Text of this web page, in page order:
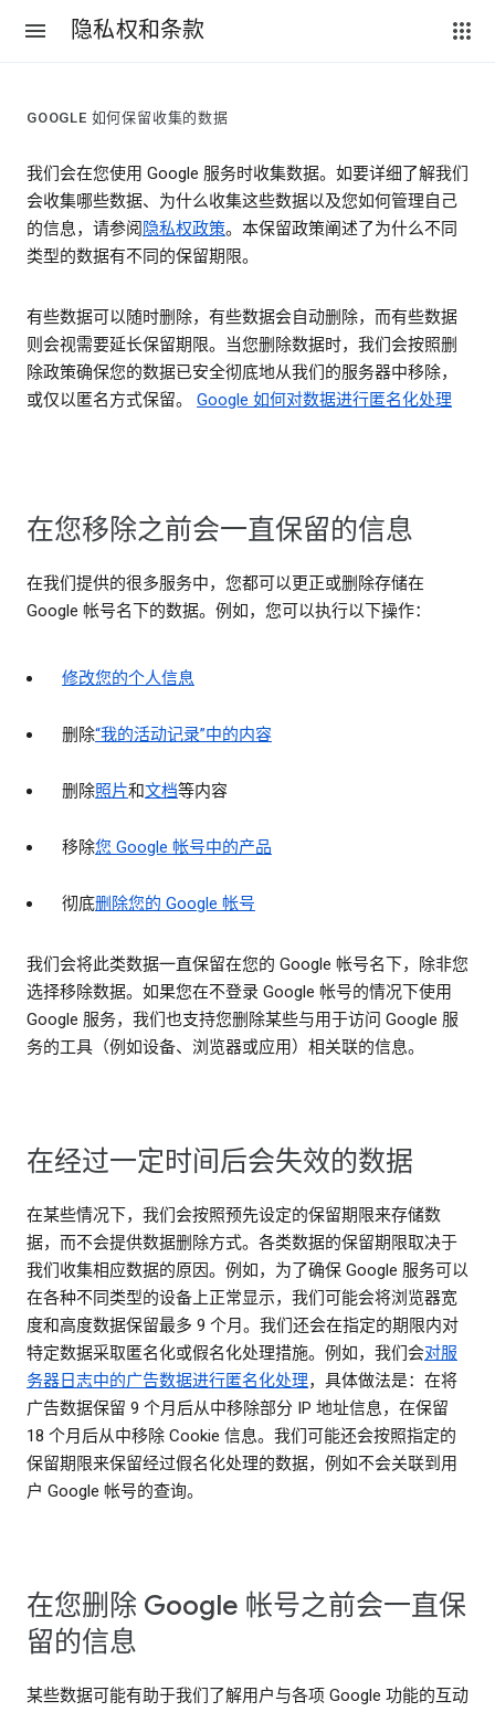
隐私权和条款
GOOGLE 如何保留收集的数据
我们会在您使用 Google 服务时收集数据。如要详细了解我们
会收集哪些数据、为什么收集这些数据以及您如何管理自己
的信息，请参阅 隐私权政策。本保留政策阐述了为什么不同
类型的数据有不同的保留期限。
有些数据可以随时删除，有些数据会自动删除，而有些数据
则会视需要延长保留期限。当您删除数据时，我们会按照删
除政策确保您的数据已安全彻底地从我们的服务器中移除，
或仅以匿名方式保留。 Google 如何对数据进行匿名化处理
在您移除之前会一直保留的信息
在我们提供的很多服务中，您都可以更正或删除存储在
Google 帐号名下的数据。例如，您可以执行以下操作：
修改您的个人信息
删除“我的活动记录”中的内容
删除照片和文档等内容
移除您 Google 帐号中的产品
彻底删除您的 Google 帐号
我们会将此类数据一直保留在您的 Google 帐号名下，除非您
选择移除数据。如果您在不登录 Google 帐号的情况下使用
Google 服务，我们也支持您删除某些与用于访问 Google 服
务的工具（例如设备、浏览器或应用）相关联的信息。
在经过一定时间后会失效的数据
在某些情况下，我们会按照预先设定的保留期限来存储数
据，而不会提供数据删除方式。各类数据的保留期限取决于
我们收集相应数据的原因。例如，为了确保 Google 服务可以
在各种不同类型的设备上正常显示，我们可能会将浏览器宽
度和高度数据保留最多 9 个月。我们还会在指定的期限内对
特定数据采取匿名化或假名化处理措施。例如，我们会对服
务器日志中的广告数据进行匿名化处理，具体做法是：在将
广告数据保留 9 个月后从中移除部分 IP 地址信息，在保留
18 个月后从中移除 Cookie 信息。我们可能还会按照指定的
保留期限来保留经过假名化处理的数据，例如不会关联到用
户 Google 帐号的查询。
在您删除 Google 帐号之前会一直保
留的信息
某些数据可能有助于我们了解用户与各项 Google 功能的互动